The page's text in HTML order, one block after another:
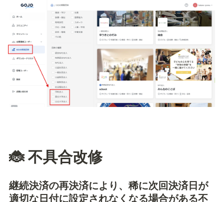
🐞 不具合改修
継続決済の再決済により、稀に次回決済日が
適切な日付に設定されなくなる場合がある不